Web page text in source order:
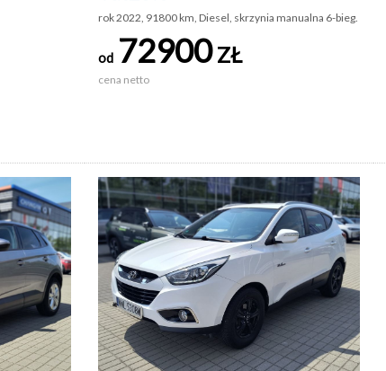
rok 2022, 91800 km, Diesel, skrzynia manualna 6-bieg.
od 72900ZŁ
cena netto